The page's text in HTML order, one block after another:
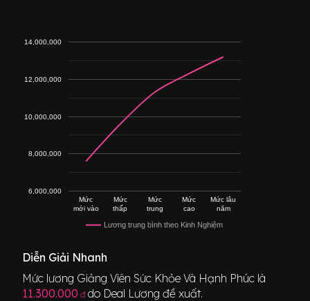
Lương trung bình theo Kinh Nghiệm
Mức
mới vào
Mức
thấp
Mức
trung
Mức
cao
Mức lâu
năm
6,000,000
8,000,000
10,000,000
12,000,000
14,000,000
Diễn Giải Nhanh
Mức lương Giảng Viên Sức Khỏe Và Hạnh Phúc là
11.300.000 đdo Deal Lương đề xuất.